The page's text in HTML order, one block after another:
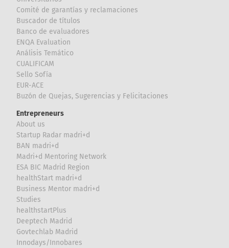
Comité de garantías y reclamaciones
Buscador de títulos
Banco de evaluadores
ENQA Evaluation
Análisis Temático
CUALIFICAM
Sello Sofía
EUR-ACE
Buzón de Quejas, Sugerencias y Felicitaciones
Entrepreneurs
About us
Startup Radar madri+d
BAN madri+d
Madri+d Mentoring Network
ESA BIC Madrid Region
healthStart madri+d
Business Mentor madri+d
Studies
healthstartPlus
Deeptech Madrid
Govtechlab Madrid
Innodays/Innobares